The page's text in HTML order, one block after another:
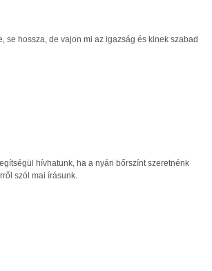
se hossza, de vajon mi az igazság és kinek szabad
hívhatunk, ha a nyári bőrszínt szeretnénk
szól mai írásunk.